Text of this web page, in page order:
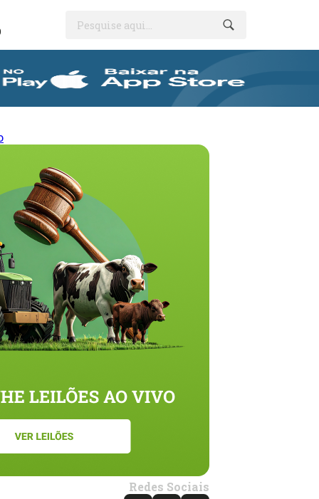
Pesquise aqui...
Redes Sociais